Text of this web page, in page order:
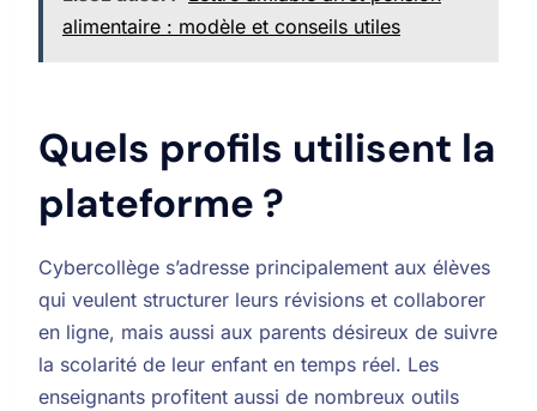
alimentaire : modèle et conseils utiles
Quels profils utilisent la
plateforme ?
Cybercollège s’adresse principalement aux élèves
qui veulent structurer leurs révisions et collaborer
en ligne, mais aussi aux parents désireux de suivre
la scolarité de leur enfant en temps réel. Les
enseignants profitent aussi de nombreux outils